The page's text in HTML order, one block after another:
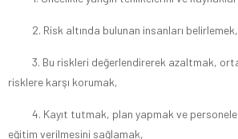
2. Risk altında bulunan insanları belirlemek,
3. Bu riskleri değerlendirerek azaltmak,
risklere karşı korumak,
4. Kayıt tutmak, plan yapmak ve personele
eğitim verilmesini sağlamak,